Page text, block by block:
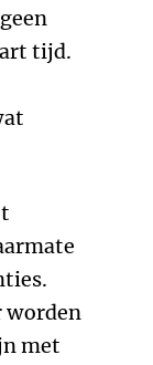
tijd.
worden
met